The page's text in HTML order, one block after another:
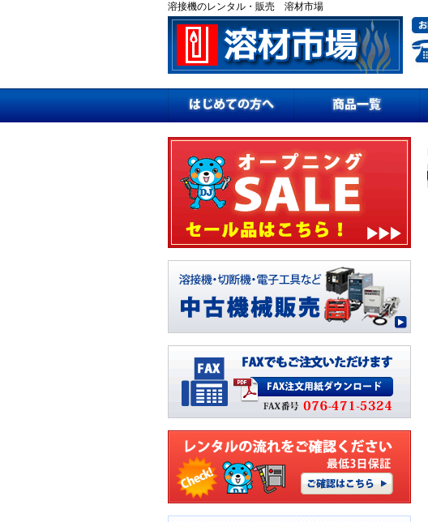
溶接機のレンタル・販売 溶材市場